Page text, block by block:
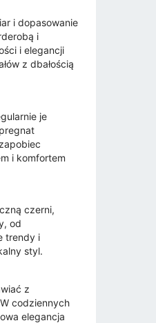
i dopasowanie
i
i elegancji
z dbałością
je
i komfortem
czerni,
od
trendy i
styl.
z
codziennych
elegancja